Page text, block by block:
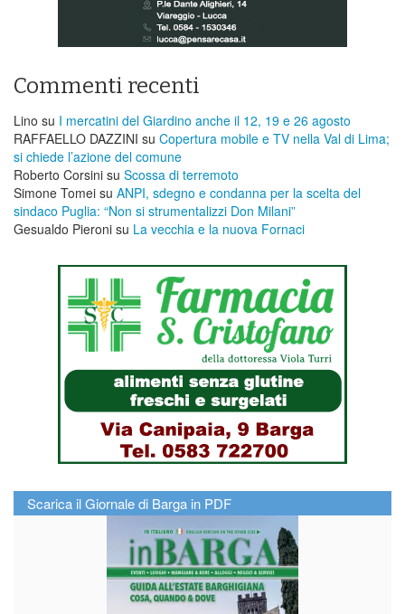
Commenti recenti
Lino su I mercatini del Giardino anche il 12, 19 e 26 agosto
RAFFAELLO DAZZINI su ​Copertura mobile e TV nella Val di Lima;
si chiede l’azione del comune
Roberto Corsini su Scossa di terremoto
Simone Tomei su ANPI, sdegno e condanna per la scelta del
sindaco Puglia: “Non si strumentalizzi Don Milani”
Gesualdo Pieroni su La vecchia e la nuova Fornaci
Scarica il Giornale di Barga in PDF